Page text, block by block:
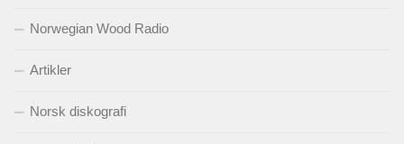
Norwegian Wood Radio
Artikler
Norsk diskografi